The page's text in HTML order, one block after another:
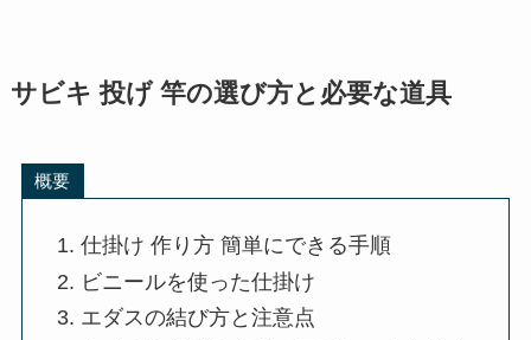
サビキ 投げ 竿の選び方と必要な道具
概要
仕掛け 作り方 簡単にできる手順
ビニールを使った仕掛け
エダスの結び方と注意点